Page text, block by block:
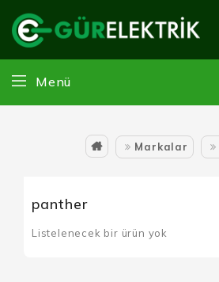
Menü
Markalar
panther
Listelenecek bir ürün yok